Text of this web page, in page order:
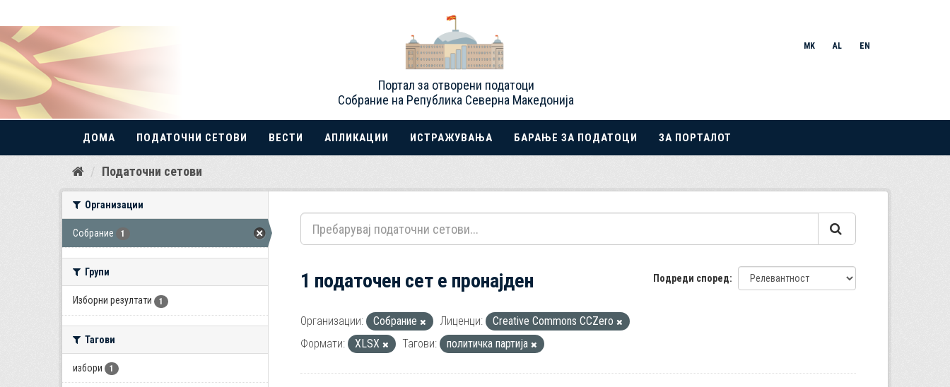
Прескокнете
Портал за отворени податоци
Собрание на Република Северна Македонија
MK AL EN
ДОМА ПОДАТОЧНИ СЕТОВИ ВЕСТИ АПЛИКАЦИИ ИСТРАЖУВАЊА БАРАЊЕ ЗА ПОДАТОЦИ ЗА ПОРТАЛОТ
Податочни сетови
Организации
Собрание 1
Групи
Изборни резултати 1
Тагови
избори 1
Подреди според
1 податочен сет е пронајден
Организации: Собрание Лиценци:
Creative Commons CCZero
Формати:
XLSX Тагови: политичка партија